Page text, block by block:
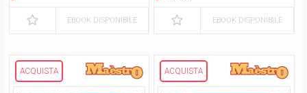
EBOOK DISPONIBILE EBOOK DISPONIBILE
ACQUISTA ACQUISTA